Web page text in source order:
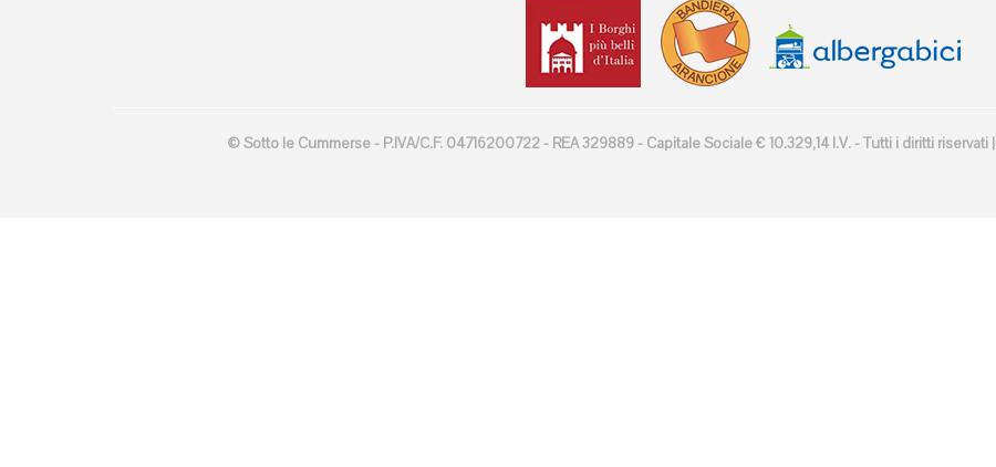
© Sotto le Cummerse - P.IVA/C.F. 04716200722 - REA 329889 - Capitale Sociale € 10.329,14 I.V. - Tutti i diritti riservati |